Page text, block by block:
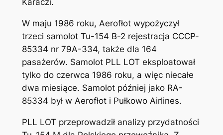
Karaczi.
W maju 1986 roku, Aerofłot wypożyczył
trzeci samolot Tu-154 B-2 rejestracja CCCP-
85334 nr 79A-334, także dla 164
pasażerów. Samolot PLL LOT eksploatował
tylko do czerwca 1986 roku, a więc niecałe
dwa miesiące. Samolot później jako RA-
85334 był w Aerofłot i Pułkowo Airlines.
PLL LOT przeprowadził analizy przydatności